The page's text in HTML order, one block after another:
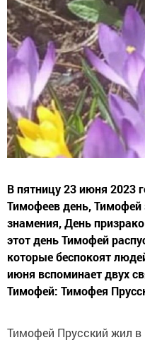
В пятницу 23 июня 2023
Тимофеев день,
знамения, День
этот день Тимофей
которые беспокоят
июня вспоминает двух
Тимофей: Тимофея
Тимофей Прусский жил в